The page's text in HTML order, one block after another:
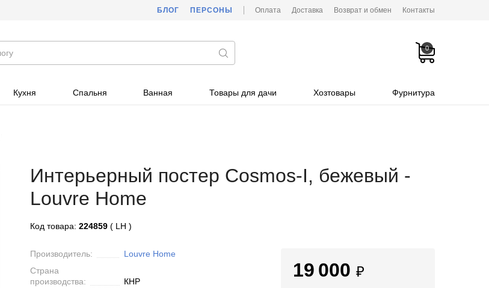
БЛОГ ПЕРСОНЫ Оплата Доставка Возврат и обмен Контакты
0
Кухня Спальня Ванная Товары для дачи Хозтовары Фурнитура
Интерьерный постер Cosmos-I, бежевый -
Louvre Home
Код товара: 224859 ( LH )
Производитель:
Louvre Home
Страна
производства:
КНР
19 000 ₽